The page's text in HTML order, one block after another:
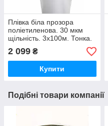
Плівка біла прозора
поліетиленова. 30 мкм
щільність. 3х100м. Тонка.
Пакувальна
2 099 ₴
Купити
Подібні товари компанії